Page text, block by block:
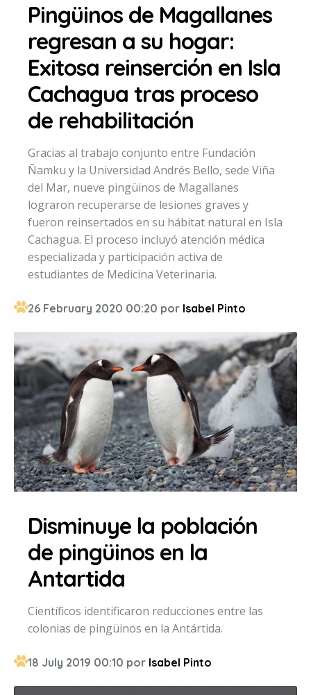
Pingüinos de Magallanes
regresan a su hogar:
Exitosa reinserción en Isla
Cachagua tras proceso
de rehabilitación
Gracias al trabajo conjunto entre Fundación
Ñamku y la Universidad Andrés Bello, sede Viña
del Mar, nueve pingüinos de Magallanes
lograron recuperarse de lesiones graves y
fueron reinsertados en su hábitat natural en Isla
Cachagua. El proceso incluyó atención médica
especializada y participación activa de
estudiantes de Medicina Veterinaria.
26 February 2020 00:20 por Isabel Pinto
Disminuye la población
de pingüinos en la
Antartida
Científicos identificaron reducciones entre las
colonias de pingüinos en la Antártida.
18 July 2019 00:10 por Isabel Pinto